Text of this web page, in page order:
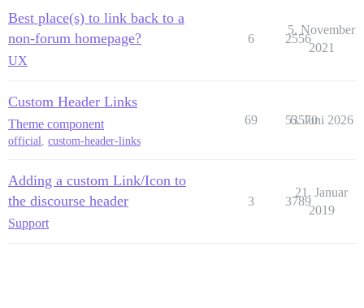
Best place(s) to link back to a
non-forum homepage?
UX
6 2556
5. November
2021
Custom Header Links
Theme component
official, custom-header-links
69 53570
6. Juni 2026
Adding a custom Link/Icon to
the discourse header
Support
3 3789
21. Januar
2019